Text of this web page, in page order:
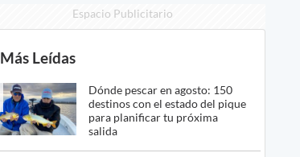
Espacio Publicitario
Más Leídas
Dónde pescar en agosto: 150
destinos con el estado del pique
para planificar tu próxima
salida